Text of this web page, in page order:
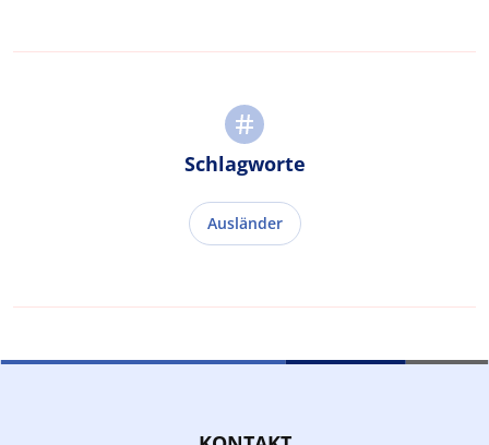
Schlagworte
Ausländer